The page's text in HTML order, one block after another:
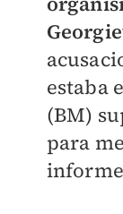
estaba
(BM)
para